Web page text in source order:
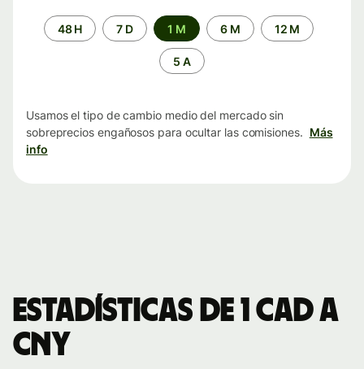
Periodo48 H 7 D 1 M 6 M 12 M
5 A
Usamos el tipo de cambio medio del mercado sin
sobreprecios engañosos para ocultar las comisiones. Más
info
Estadísticas de 1 CAD a
CNY